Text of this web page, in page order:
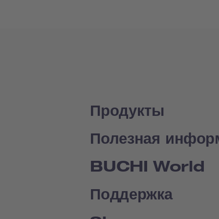
Продукты
Полезная
BUCHI World
Поддержка